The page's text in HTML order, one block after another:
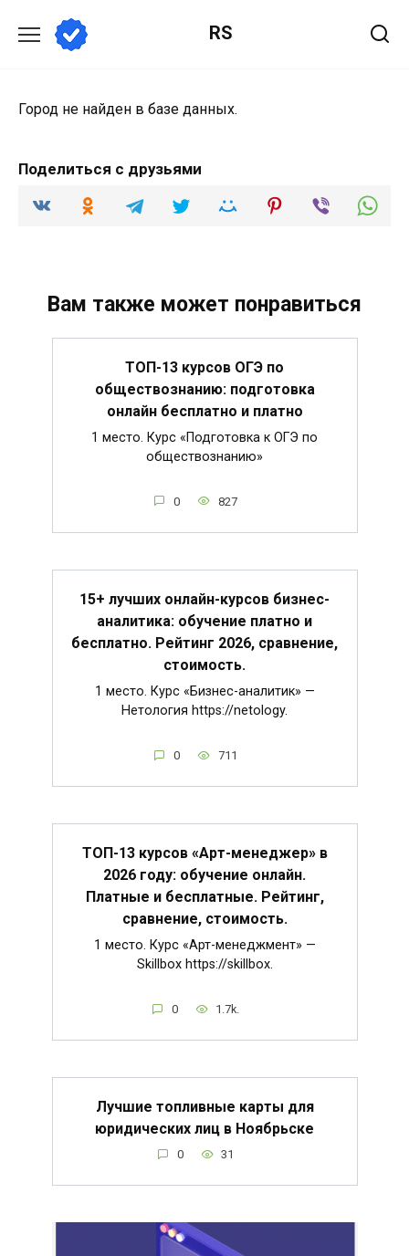
содержанию
RS
Город не найден в базе данных.
Поделиться с друзьями
Вам также может понравиться
ТОП-13 курсов ОГЭ по
обществознанию: подготовка
онлайн бесплатно и платно
1 место. Курс «Подготовка к ОГЭ по
обществознанию»
0 827
15+ лучших онлайн-курсов бизнес-
аналитика: обучение платно и
бесплатно. Рейтинг 2026, сравнение,
стоимость.
1 место. Курс «Бизнес-аналитик» —
Нетология https://netology.
0 711
ТОП-13 курсов «Арт-менеджер» в
2026 году: обучение онлайн.
Платные и бесплатные. Рейтинг,
сравнение, стоимость.
1 место. Курс «Арт-менеджмент» —
Skillbox https://skillbox.
0 1.7k.
Лучшие топливные карты для
юридических лиц в Ноябрьске
0 31